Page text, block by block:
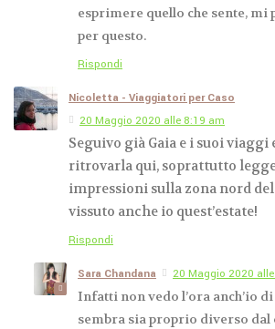
esprimere quello che sente, mi
per questo.
Rispondi
Nicoletta - Viaggiatori per Caso
20 Maggio 2020 alle 8:19 am
Seguivo già Gaia e i suoi viaggi
ritrovarla qui, soprattutto
impressioni sulla zona nord
vissuto anche io quest’estate!
Rispondi
Sara Chandana 20 Maggio 2020
Infatti non vedo l’ora anch’io
sembra sia proprio diverso dal